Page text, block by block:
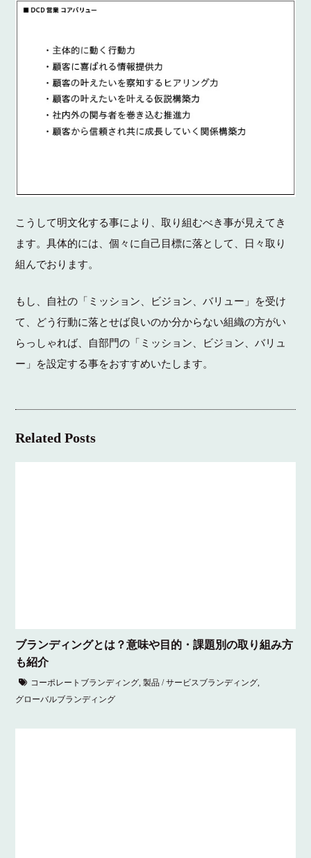
こうして明文化する事により、取り組むべき事が見えてき
ます。具体的には、個々に自己目標に落として、日々取り
組んでおります。
もし、自社の「ミッション、ビジョン、バリュー」を受け
て、どう行動に落とせば良いのか分からない組織の方がい
らっしゃれば、自部門の「ミッション、ビジョン、バリュ
ー」を設定する事をおすすめいたします。
Related Posts
ブランディングとは？意味や目的・課題別の取り組み方
も紹介
コーポレートブランディング ,製品 / サービスブランディング
グローバルブランディング